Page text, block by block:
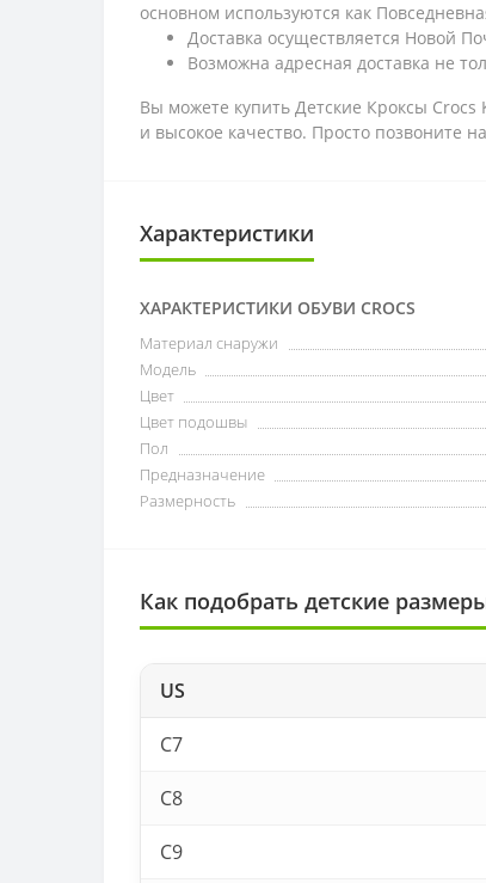
основном используются как
Доставка осуществляется Новой
Возможна адресная доставка не
Вы можете купить Детские Кроксы
и высокое качество. Просто позвоните
Характеристики
ХАРАКТЕРИСТИКИ ОБУВИ CROCS
Материал снаружи
Модель
Цвет
Цвет подошвы
Пол
Предназначение
Размерность
Как подобрать детские
US
C7
C8
C9